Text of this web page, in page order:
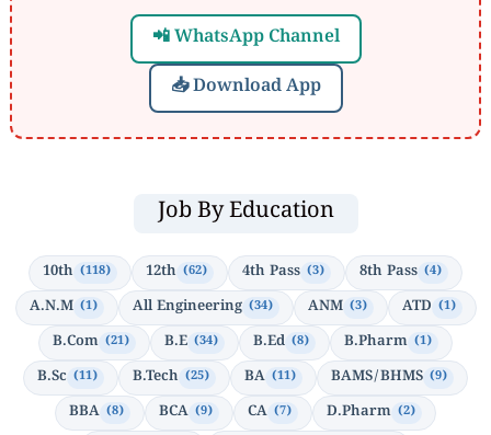
📲 WhatsApp Channel
📥 Download App
Job By Education
10th (118) 12th (62) 4th Pass (3) 8th Pass (4)
A.N.M (1) All Engineering (34) ANM (3) ATD (1)
B.Com (21) B.E (34) B.Ed (8) B.Pharm (1)
B.Sc (11) B.Tech (25) BA (11) BAMS/BHMS (9)
BBA (8) BCA (9) CA (7) D.Pharm (2)